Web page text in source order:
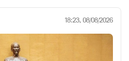
18:23, 08/08/2026